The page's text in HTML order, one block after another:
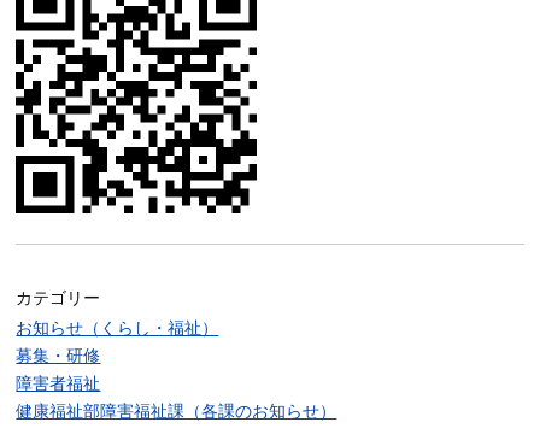
カテゴリー
お知らせ（くらし・福祉）
募集・研修
障害者福祉
健康福祉部障害福祉課（各課のお知らせ）